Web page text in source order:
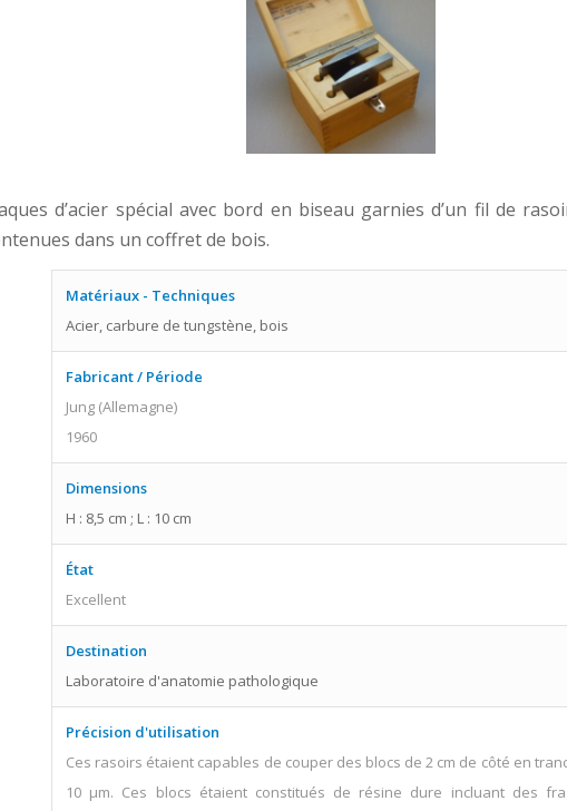
d’acier spécial avec bord en biseau garnies d’un fil de
dans un coffret de bois.
Matériaux - Techniques
Acier, carbure de tungstène, bois
Fabricant / Période
Jung (Allemagne)
1960
Dimensions
H : 8,5 cm ; L : 10 cm
État
Excellent
Destination
Laboratoire d'anatomie pathologique
Précision d'utilisation
Ces rasoirs étaient capables de couper des blocs de 2 cm de côté en
10 µm. Ces blocs étaient constitués de résine dure incluant des